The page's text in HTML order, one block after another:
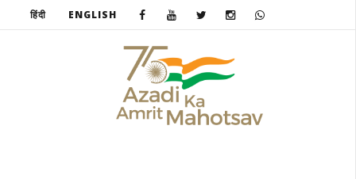
हिंदी ENGLISH